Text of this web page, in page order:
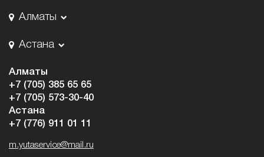
Алматы
Астана
Алматы
+7 (705) 385 65 65
+7 (705) 573-30-40
Астана
+7 (776) 911 01 11
m.yutaservice@mail.ru